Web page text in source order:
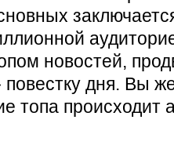
новостей,
повестку дня. Вы
топа происходит